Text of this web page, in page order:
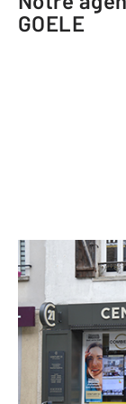
GOELE
133